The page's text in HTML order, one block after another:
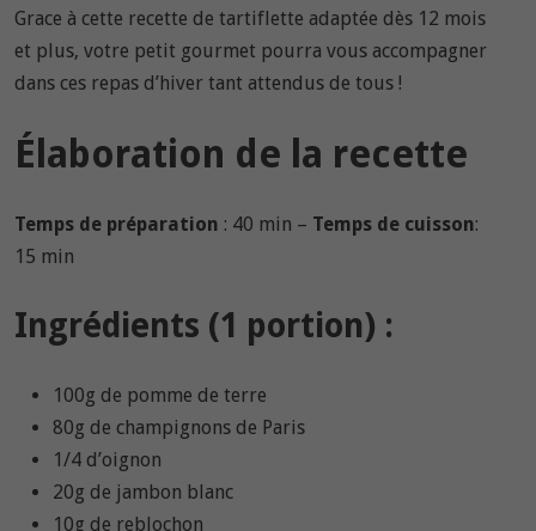
Grace à cette recette de tartiflette adaptée dès 12 mois
et plus, votre petit gourmet pourra vous accompagner
dans ces repas d’hiver tant attendus de tous !
Élaboration de la recette
Temps de préparation : 40 min – Temps de cuisson:
15 min
Ingrédients (1 portion) :
100g de pomme de terre
80g de champignons de Paris
1/4 d’oignon
20g de jambon blanc
10g de reblochon